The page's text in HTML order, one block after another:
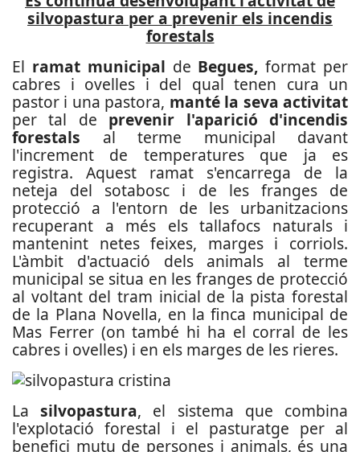
silvopastura per a prevenir els incendis
forestals
El ramat municipal de Begues,format per
cabres i ovelles i del qual tenen cura un
pastor i una pastora, manté la seva activitat
per tal de prevenir l'aparició d'incendis
forestals al terme municipal davant
l'increment de temperatures que ja es
registra. Aquest ramat s'encarrega de la
neteja del sotabosc i de les franges de
protecció a l'entorn de les urbanitzacions
recuperant a més els tallafocs naturals i
mantenint netes feixes, marges i corriols.
L'àmbit d'actuació dels animals al terme
municipal se situa en les franges de protecció
al voltant del tram inicial de la pista forestal
de la Plana Novella, en la finca municipal de
Mas Ferrer (on també hi ha el corral de les
cabres i ovelles) i en els marges de les rieres.
Lasilvopastura, el sistema que combina
l'explotació forestal i el pasturatge per al
benefici mutu de persones i animals, és una